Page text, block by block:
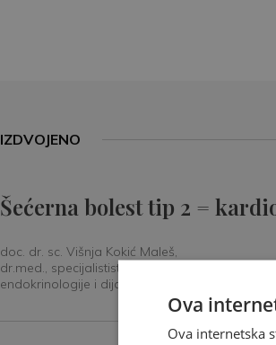
IZDVOJENO
Šećerna bolest tip 2 =
doc. dr. sc. Višnja Kokić Maleš,
dr.med., specijalististica
endokrinologije i dijabetologije
Ova
Ova internetska